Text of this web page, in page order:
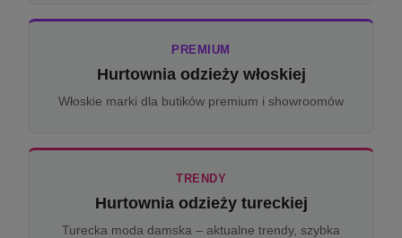
PREMIUM
Hurtownia odzieży włoskiej
Włoskie marki dla butików premium i showroomów
TRENDY
Hurtownia odzieży tureckiej
Turecka moda damska – aktualne trendy, szybka